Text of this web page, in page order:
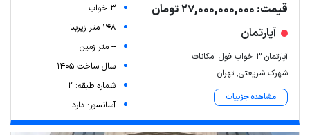
قیمت: 27,000,000,000 تومان
آپارتمان
آپارتمان ۳ خواب فول امکانات
شهرک شریعتی, تهران
مشاهده جزییات
3 خواب
148 متر زیربنا
-- متر زمین
سال ساخت 1405
شماره طبقه: 2
آسانسور: دارد